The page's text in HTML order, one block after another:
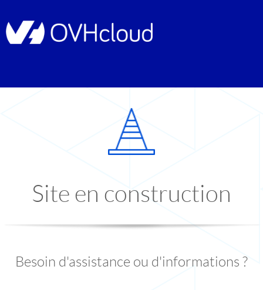
Site en construction
Besoin d'assistance ou d'informations ?